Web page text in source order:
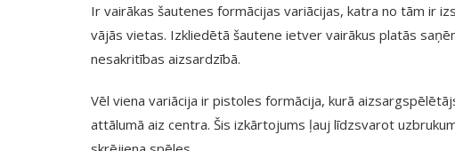
Ir vairākas šautenes formācijas variācijas, katra no tām ir
vājās vietas. Izkliedētā šautene ietver vairākus platās
nesakritības aizsardzībā.
Vēl viena variācija ir pistoles formācija, kurā
attālumā aiz centra. Šis izkārtojums ļauj līdzsvarot